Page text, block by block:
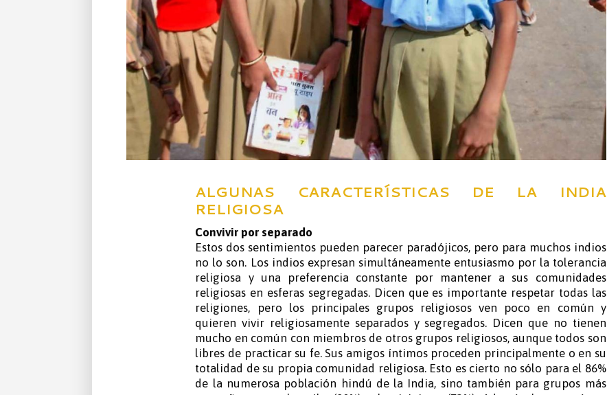
ALGUNAS CARACTERÍSTICAS DE LA INDIA
RELIGIOSA
Convivir por separado
Estos dos sentimientos pueden parecer paradójicos, pero para muchos indios
no lo son. Los indios expresan simultáneamente entusiasmo por la tolerancia
religiosa y una preferencia constante por mantener a sus comunidades
religiosas en esferas segregadas. Dicen que es importante respetar todas las
religiones, pero los principales grupos religiosos ven poco en común y
quieren vivir religiosamente separados y segregados. Dicen que no tienen
mucho en común con miembros de otros grupos religiosos, aunque todos son
libres de practicar su fe. Sus amigos íntimos proceden principalmente o en su
totalidad de su propia comunidad religiosa. Esto es cierto no sólo para el 86%
de la numerosa población hindú de la India, sino también para grupos más